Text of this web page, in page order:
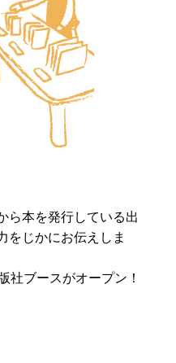
ら本を発行している出
をじかにお伝えしま
社ブースがオープン！